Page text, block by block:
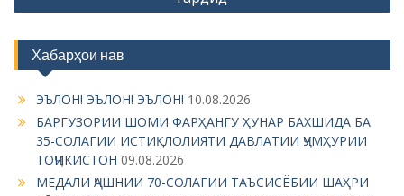
n
a
v
g
t
Хабарҳои нав
ЭЪЛОН! ЭЪЛОН! ЭЪЛОН! 10.08.2026
БАРГУЗОРИИ ШОМИ ФАРҲАНГУ ҲУНАР БАХШИДА БА
35-СОЛАГИИ ИСТИҚЛОЛИЯТИ ДАВЛАТИИ ҶУМҲУРИИ
ТОҶИКИСТОН 09.08.2026
МЕДАЛИ ҶАШНИИ 70-СОЛАГИИ ТАЪСИСЁБИИ ШАҲРИ